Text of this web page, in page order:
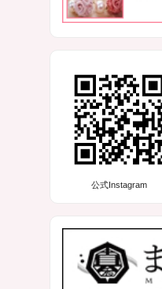
公式Instagram